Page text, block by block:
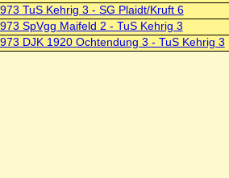
TuS Kehrig 3 - SG Plaidt/Kruft 6
SpVgg Maifeld 2 - TuS Kehrig 3
DJK 1920 Ochtendung 3 - TuS Kehrig 3